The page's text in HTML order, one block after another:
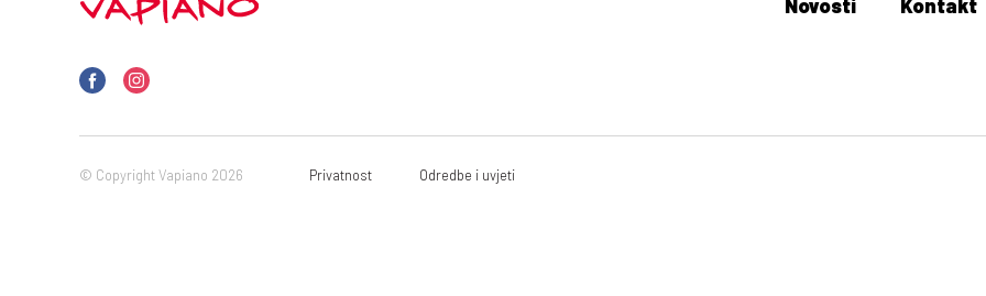
Novosti Kontakt
© Copyright Vapiano 2026 Privatnost Odredbe i uvjeti